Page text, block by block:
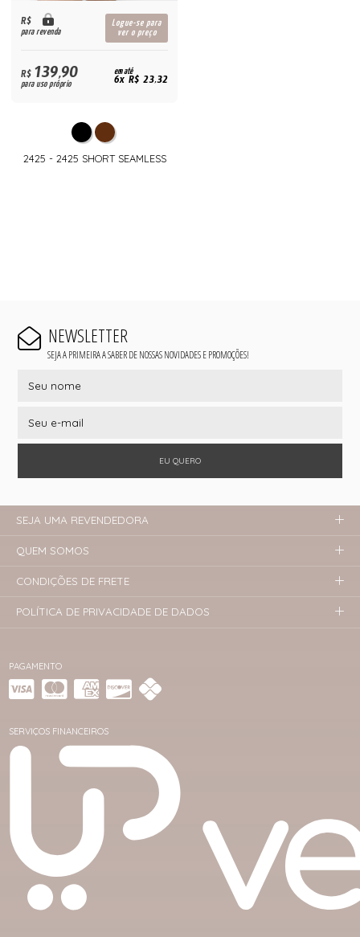
R$
para revenda
Logue-se para
ver o preço
R$139,90
para uso próprio
em até
6x R$ 23,32
2425 - 2425 SHORT SEAMLESS
NEWSLETTER
SEJA A PRIMEIRA A SABER DE NOSSAS NOVIDADES E PROMOÇÕES!
EU QUERO
PAGAMENTO
SERVIÇOS FINANCEIROS
SEJA UMA REVENDEDORA
QUEM SOMOS
CONDIÇÕES DE FRETE
POLÍTICA DE PRIVACIDADE DE DADOS